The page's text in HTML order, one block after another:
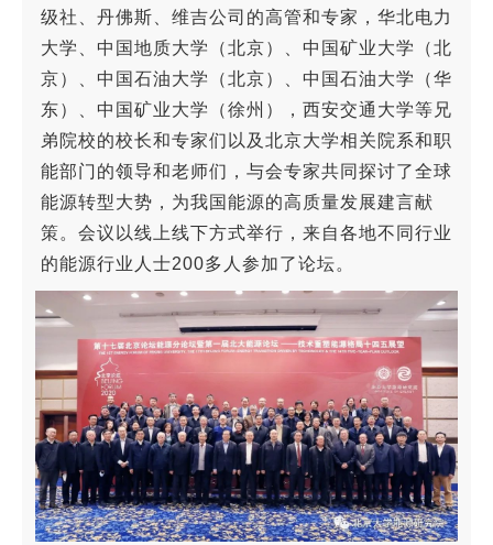
级社、丹佛斯、维吉公司的高管和专家，华北电力
大学、中国地质大学（北京）、中国矿业大学（北
京）、中国石油大学（北京）、中国石油大学（华
东）、中国矿业大学（徐州），西安交通大学等兄
弟院校的校长和专家们以及北京大学相关院系和职
能部门的领导和老师们，与会专家共同探讨了全球
能源转型大势，为我国能源的高质量发展建言献
策。 会议以线上线下方式举行，来自各地不同行业
的能源行业人士200多人参加了论坛。